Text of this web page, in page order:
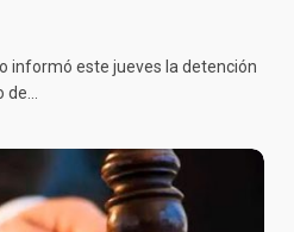
informó este jueves la detención